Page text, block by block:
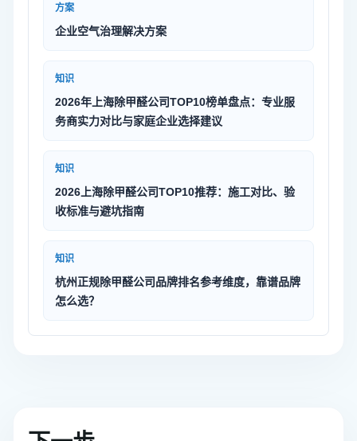
方案
企业空气治理解决方案
知识
2026年上海除甲醛公司TOP10榜单盘点：专业服
务商实力对比与家庭企业选择建议
知识
2026上海除甲醛公司TOP10推荐：施工对比、验
收标准与避坑指南
知识
杭州正规除甲醛公司品牌排名参考维度，靠谱品牌
怎么选？